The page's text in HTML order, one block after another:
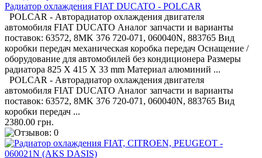
Радиатор охлаждения FIAT DUCATO - POLCAR
POLCAR - Авторадиатор охлаждения двигателя
автомобиля FIAT DUCATO Аналог запчасти и варианты
поставок: 63572, 8MK 376 720-071, 060040N, 883765 Вид
коробки передач механическая коробка передач Оснащение /
оборудование для автомобилей без кондиционера Размеры
радиатора 825 X 415 X 33 mm Материал алюминий ...
POLCAR - Авторадиатор охлаждения двигателя
автомобиля FIAT DUCATO Аналог запчасти и варианты
поставок: 63572, 8MK 376 720-071, 060040N, 883765 Вид
коробки передач ...
2380.00 грн.